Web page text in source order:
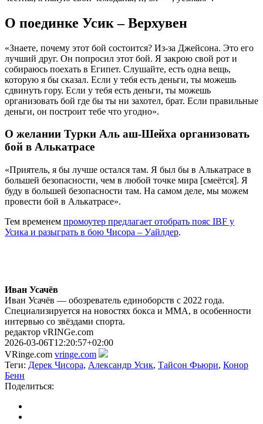
О поединке Усик – Верхувен
«Знаете, почему этот бой состоится? Из-за Джейсона. Это его
лучший друг. Он попросил этот бой. Я закрою свой рот и
собираюсь поехать в Египет. Слушайте, есть одна вещь,
которую я бы сказал. Если у тебя есть деньги, ты можешь
сдвинуть гору. Если у тебя есть деньги, ты можешь
организовать бой где бы ты ни захотел, брат. Если правильные
деньги, он построит тебе что угодно».
О желании Турки Аль аш-Шейха организовать
бой в Алькатрасе
«Приятель, я бы лучше остался там. Я был бы в Алькатрасе в
большей безопасности, чем в любой точке мира [смеётся]. Я
буду в большей безопасности там. На самом деле, мы можем
провести бой в Алькатрасе».
Тем временем промоутер предлагает отобрать пояс IBF у
Усика и разыграть в бою Чисора – Уайлдер.
Иван Усачёв
Иван Усачёв — обозреватель единоборств с 2022 года.
Специализируется на новостях бокса и ММА, в особенности
интервью со звёздами спорта.
редактор vRINGe.com
2026-03-06T12:20:57+02:00
VRinge.com vringe.com
Теги: Дерек Чисора, Александр Усик, Тайсон Фьюри, Конор
Бенн
Поделиться: